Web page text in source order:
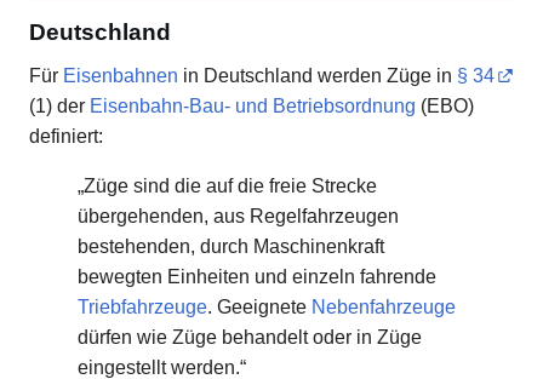
Deutschland
Für Eisenbahnen in Deutschland werden Züge in § 34
(1) der Eisenbahn-Bau- und Betriebsordnung (EBO)
definiert:
„Züge sind die auf die freie Strecke
übergehenden, aus Regelfahrzeugen
bestehenden, durch Maschinenkraft
bewegten Einheiten und einzeln fahrende
Triebfahrzeuge. Geeignete Nebenfahrzeuge
dürfen wie Züge behandelt oder in Züge
eingestellt werden.“